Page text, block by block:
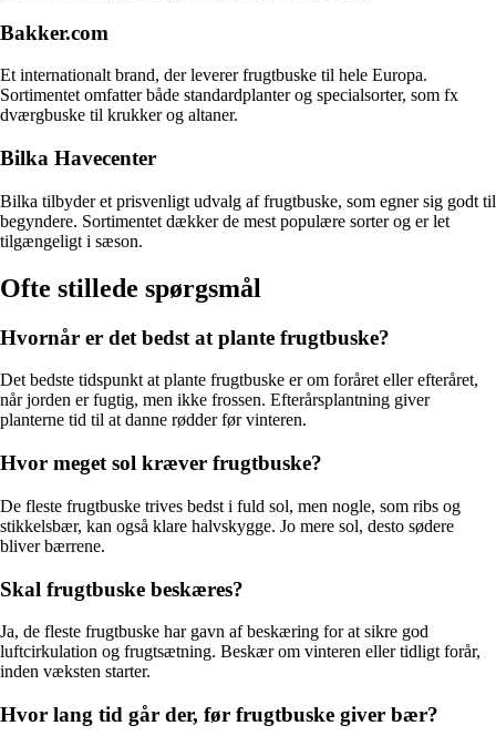
Bakker.com
Et internationalt brand, der leverer frugtbuske til hele Europa.
Sortimentet omfatter både standardplanter og specialsorter, som fx
dværgbuske til krukker og altaner.
Bilka Havecenter
Bilka tilbyder et prisvenligt udvalg af frugtbuske, som egner sig godt til
begyndere. Sortimentet dækker de mest populære sorter og er let
tilgængeligt i sæson.
Ofte stillede spørgsmål
Hvornår er det bedst at plante frugtbuske?
Det bedste tidspunkt at plante frugtbuske er om foråret eller efteråret,
når jorden er fugtig, men ikke frossen. Efterårsplantning giver
planterne tid til at danne rødder før vinteren.
Hvor meget sol kræver frugtbuske?
De fleste frugtbuske trives bedst i fuld sol, men nogle, som ribs og
stikkelsbær, kan også klare halvskygge. Jo mere sol, desto sødere
bliver bærrene.
Skal frugtbuske beskæres?
Ja, de fleste frugtbuske har gavn af beskæring for at sikre god
luftcirkulation og frugtsætning. Beskær om vinteren eller tidligt forår,
inden væksten starter.
Hvor lang tid går der, før frugtbuske giver bær?